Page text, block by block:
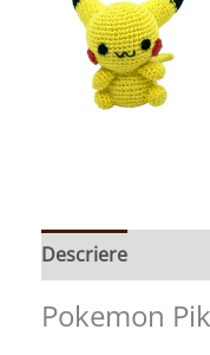
Descriere
Pokemon